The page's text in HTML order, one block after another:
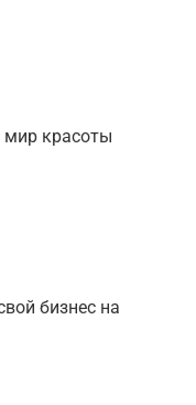
мир красоты
бизнес на